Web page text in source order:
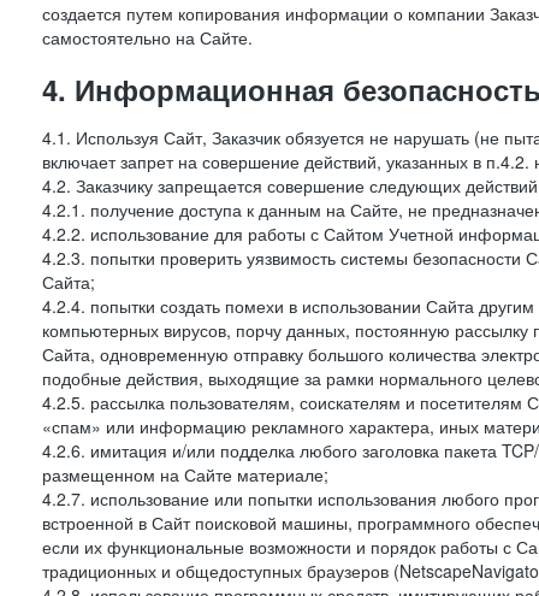
создается путем копирования информации о компании
самостоятельно на Сайте.
4. Информационная
4.1. Используя Сайт, Заказчик обязуется не нарушать (не
включает запрет на совершение действий, указанных в
4.2. Заказчику запрещается совершение следующих
4.2.1. получение доступа к данным на Сайте, не
4.2.2. использование для работы с Сайтом Учетной
4.2.3. попытки проверить уязвимость системы
Сайта;
4.2.4. попытки создать помехи в использовании Сайта
компьютерных вирусов, порчу данных, постоянную
Сайта, одновременную отправку большого количества
подобные действия, выходящие за рамки нормального
4.2.5. рассылка пользователям, соискателям и
«спам» или информацию рекламного характера, иных
4.2.6. имитация и/или подделка любого заголовка пакета
размещенном на Сайте материале;
4.2.7. использование или попытки использования любого
встроенной в Сайт поисковой машины, программного
если их функциональные возможности и порядок работы с
традиционных и общедоступных браузеров